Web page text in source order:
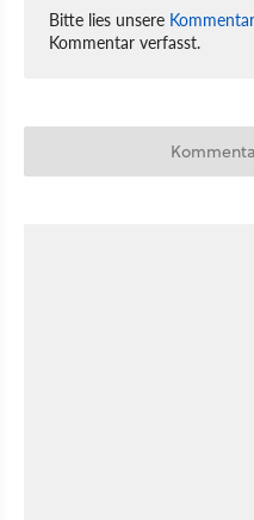
Bitte lies unsere
Kommentar verfasst.